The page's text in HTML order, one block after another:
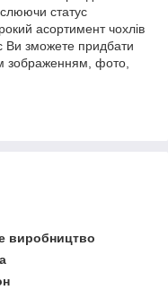
статус
асортимент чохлів
Ви зможете придбати
зображенням, фото,
виробництво